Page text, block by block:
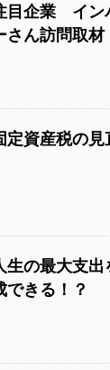
目企業 イン
さん訪問取材
定資産税の見
生の最大支
できる！？